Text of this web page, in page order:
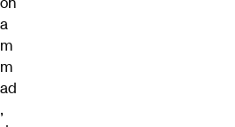
a
m
m
ad
,